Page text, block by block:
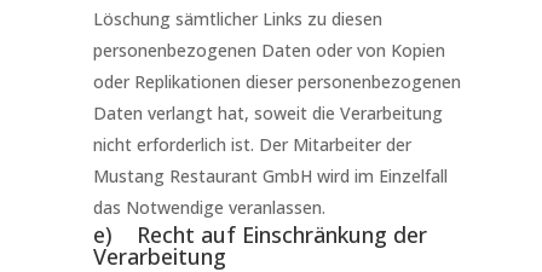
Löschung sämtlicher Links zu diesen
personenbezogenen Daten oder von Kopien
oder Replikationen dieser personenbezogenen
Daten verlangt hat, soweit die Verarbeitung
nicht erforderlich ist. Der Mitarbeiter der
Mustang Restaurant GmbH wird im Einzelfall
das Notwendige veranlassen.
e) Recht auf Einschränkung der
Verarbeitung